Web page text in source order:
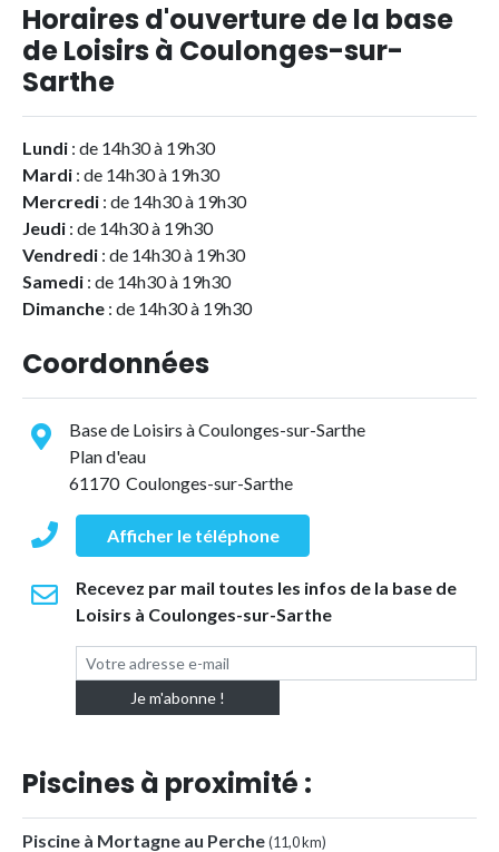
Horaires d'ouverture de la base
de Loisirs à Coulonges-sur-
Sarthe
Lundi : de 14h30 à 19h30
Mardi : de 14h30 à 19h30
Mercredi : de 14h30 à 19h30
Jeudi : de 14h30 à 19h30
Vendredi : de 14h30 à 19h30
Samedi : de 14h30 à 19h30
Dimanche : de 14h30 à 19h30
Coordonnées
Base de Loisirs à Coulonges-sur-Sarthe
Plan d'eau
61170 Coulonges-sur-Sarthe
Afficher le téléphone
Recevez par mail toutes les infos de la base de
Loisirs à Coulonges-sur-Sarthe
Piscines à proximité :
Piscine à Mortagne au Perche(11,0 km)